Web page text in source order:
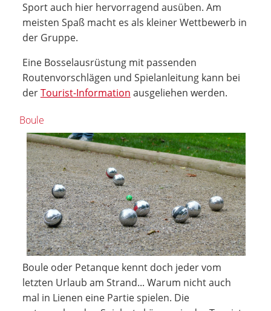
Sport auch hier hervorragend ausüben. Am
meisten Spaß macht es als kleiner Wettbewerb in
der Gruppe.
Eine Bosselausrüstung mit passenden
Routenvorschlägen und Spielanleitung kann bei
derTourist-Information ausgeliehen werden.
Boule
Boule oder Petanque kennt doch jeder vom
letzten Urlaub am Strand... Warum nicht auch
mal in Lienen eine Partie spielen. Die